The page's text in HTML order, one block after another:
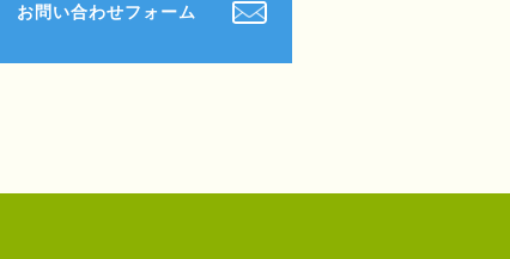
お問い合わせフォーム